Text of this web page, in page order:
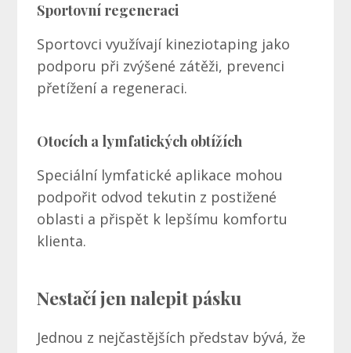
Sportovní regeneraci
Sportovci využívají kineziotaping jako
podporu při zvýšené zátěži, prevenci
přetížení a regeneraci.
Otocích a lymfatických obtížích
Speciální lymfatické aplikace mohou
podpořit odvod tekutin z postižené
oblasti a přispět k lepšímu komfortu
klienta.
Nestačí jen nalepit pásku
Jednou z nejčastějších představ bývá, že